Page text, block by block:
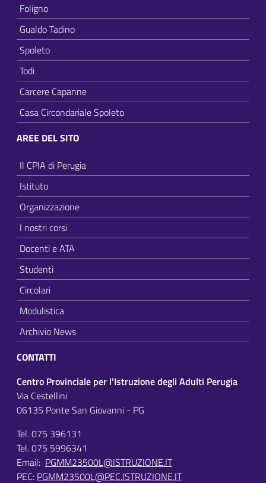
Foligno
Gualdo Tadino
Spoleto
Todi
Carcere Capanne
Casa Circondariale Spoleto
AREE DEL SITO
Il CPIA di Perugia
Istituto
Organizzazione
I nostri corsi
Docenti e ATA
Studenti
Circolari
Modulistica
Archivio News
CONTATTI
Centro Provinciale per l'Istruzione degli Adulti Perugia
Via Cestellini
06135 Ponte San Giovanni - PG
Tel. 075 396131
Tel. 075 5996341
Email: PGMM23500L@ISTRUZIONE.IT
PEC: PGMM23500L@PEC.ISTRUZIONE.IT